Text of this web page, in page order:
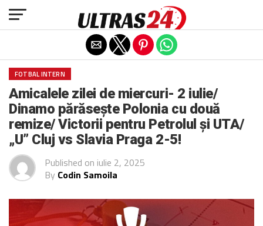
FOTBAL INTERN
Amicalele zilei de miercuri- 2 iulie/
Dinamo părăsește Polonia cu două
remize/ Victorii pentru Petrolul și UTA/
„U” Cluj vs Slavia Praga 2-5!
Published on iulie 2, 2025
By Codin Samoila
Exit mobile version